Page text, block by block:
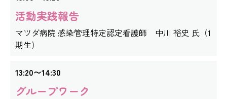
活動実践報告
マツダ病院 感染管理特定認定看護師 中川 裕史 氏（1
期生）
13:20〜14:30
グループワーク